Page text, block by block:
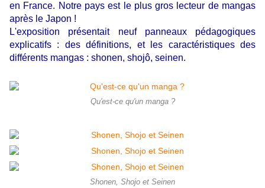
en France. Notre pays est le plus gros lecteur de mangas
après le Japon !
L'exposition présentait neuf panneaux pédagogiques
explicatifs : des définitions, et les caractéristiques des
différents mangas : shonen, shojô, seinen.
Qu'est-ce qu'un manga ?
Shonen, Shojo et Seinen